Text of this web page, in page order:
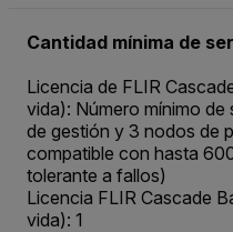
Cantidad mínima de
Licencia de FLIR
vida): Número mínimo
de gestión y 3 nodos de
compatible con hasta
tolerante a fallos)
Licencia FLIR Cascade
vida): 1